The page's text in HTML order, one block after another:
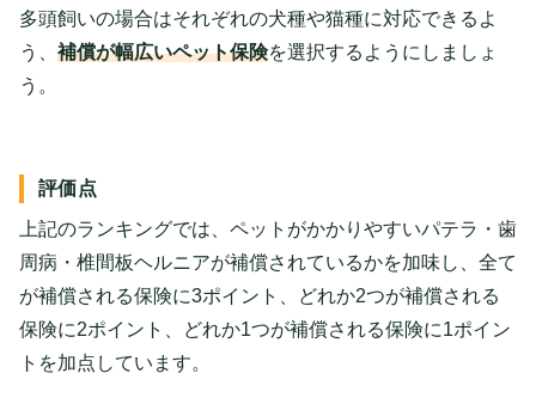
多頭飼いの場合はそれぞれの犬種や猫種に対応できるよ
う、 補償が幅広いペット保険を選択するようにしましょ
う。
評価点
上記のランキングでは、ペットがかかりやすいパテラ・歯
周病・椎間板ヘルニアが補償されているかを加味し、全て
が補償される保険に3ポイント、どれか2つが補償される
保険に2ポイント、どれか1つが補償される保険に1ポイン
トを加点しています。